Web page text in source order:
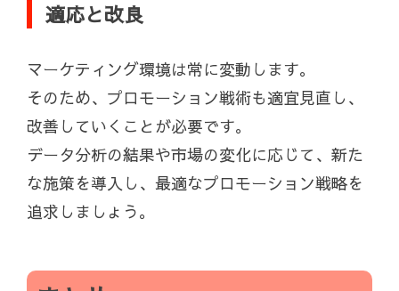
適応と改良
マーケティング環境は常に変動します。
そのため、プロモーション戦術も適宜見直し、
改善していくことが必要です。
データ分析の結果や市場の変化に応じて、新た
な施策を導入し、最適なプロモーション戦略を
追求しましょう。